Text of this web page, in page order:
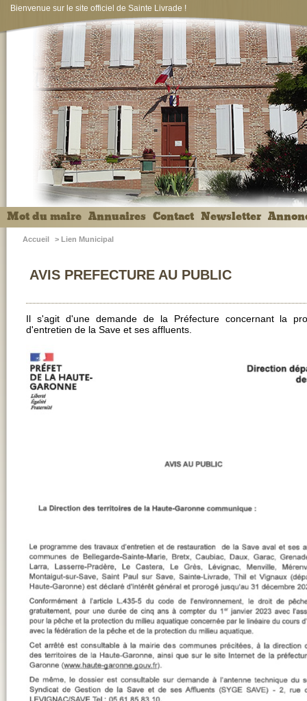
Bienvenue sur le site officiel de Sainte Livrade !
Mot du maire Annuaires Contact Newsletter
Accueil > Lien Municipal
AVIS PREFECTURE AU PUBLIC
Il s'agit d'une demande de la Préfecture concernant la
d'entretien de la Save et ses affluents.